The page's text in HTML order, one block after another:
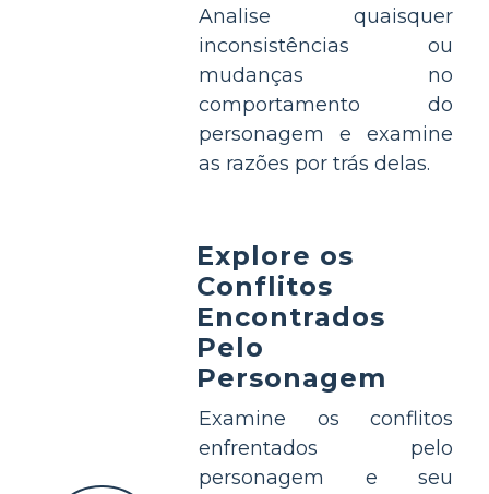
Analise quaisquer
inconsistências ou
mudanças no
comportamento do
personagem e examine
as razões por trás delas.
Explore os
Conflitos
Encontrados
Pelo
Personagem
Examine os conflitos
enfrentados pelo
personagem e seu